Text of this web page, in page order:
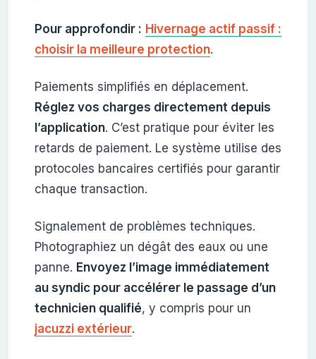
Pour approfondir : Hivernage actif passif :
choisir la meilleure protection.
Paiements simplifiés en déplacement.
Réglez vos charges directement depuis
l’application. C’est pratique pour éviter les
retards de paiement. Le système utilise des
protocoles bancaires certifiés pour garantir
chaque transaction.
Signalement de problèmes techniques.
Photographiez un dégât des eaux ou une
panne. Envoyez l’image immédiatement
au syndic pour accélérer le passage d’un
technicien qualifié, y compris pour un
jacuzzi extérieur.